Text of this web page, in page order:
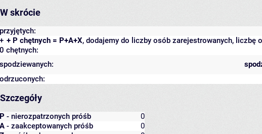
W skrócie
przyjętych:
+ P chętnych = P+A+X, dodajemy do liczby osób zarejestrowanych, liczbę
+
0 chętnych:
spodziewanych:
odrzuconych:
Szczegóły
P - nierozpatrzonych próśb
0
A - zaakceptowanych próśb
0